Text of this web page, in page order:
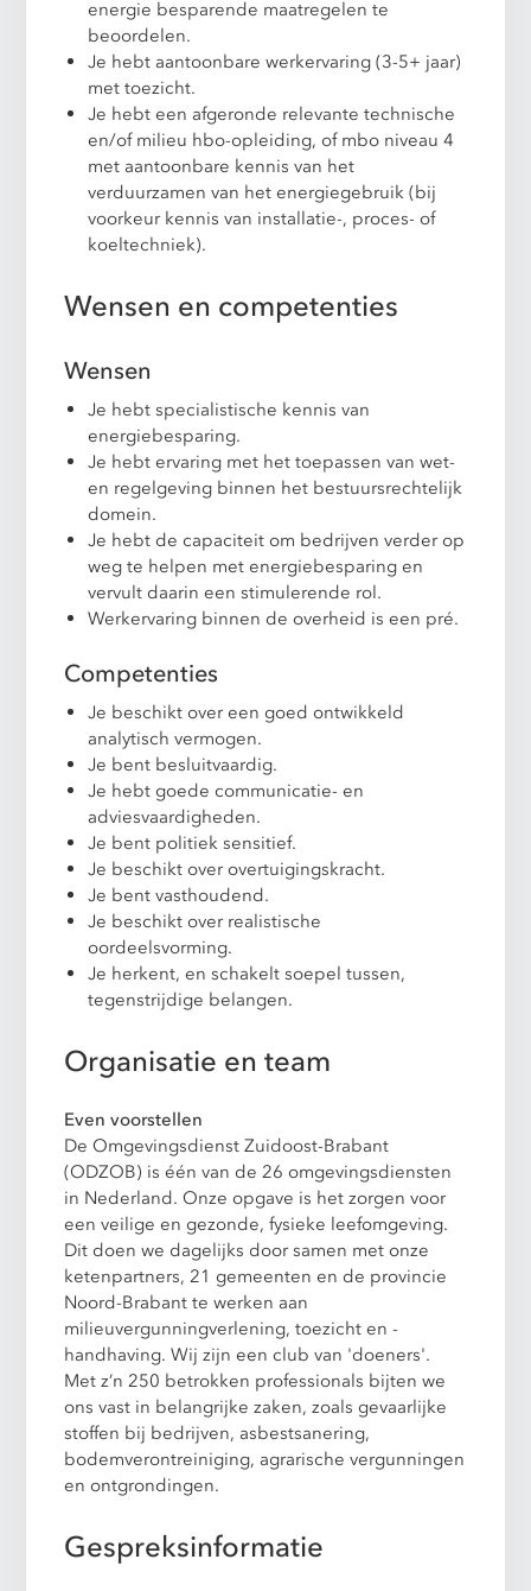
energie besparende maatregelen te
beoordelen.
Je hebt aantoonbare werkervaring (3-5+ jaar)
met toezicht.
Je hebt een afgeronde relevante technische
en/of milieu hbo-opleiding, of mbo niveau 4
met aantoonbare kennis van het
verduurzamen van het energiegebruik (bij
voorkeur kennis van installatie-, proces- of
koeltechniek).
Wensen en competenties
Wensen
Je hebt specialistische kennis van
energiebesparing.
Je hebt ervaring met het toepassen van wet-
en regelgeving binnen het bestuursrechtelijk
domein.
Je hebt de capaciteit om bedrijven verder op
weg te helpen met energiebesparing en
vervult daarin een stimulerende rol.
Werkervaring binnen de overheid is een pré.
Competenties
Je beschikt over een goed ontwikkeld
analytisch vermogen.
Je bent besluitvaardig.
Je hebt goede communicatie- en
adviesvaardigheden.
Je bent politiek sensitief.
Je beschikt over overtuigingskracht.
Je bent vasthoudend.
Je beschikt over realistische
oordeelsvorming.
Je herkent, en schakelt soepel tussen,
tegenstrijdige belangen.
Organisatie en team
Even voorstellen
De Omgevingsdienst Zuidoost-Brabant
(ODZOB) is één van de 26 omgevingsdiensten
in Nederland. Onze opgave is het zorgen voor
een veilige en gezonde, fysieke leefomgeving.
Dit doen we dagelijks door samen met onze
ketenpartners, 21 gemeenten en de provincie
Noord-Brabant te werken aan
milieuvergunningverlening, toezicht en -
handhaving. Wij zijn een club van 'doeners'.
Met z’n 250 betrokken professionals bijten we
ons vast in belangrijke zaken, zoals gevaarlijke
stoffen bij bedrijven, asbestsanering,
bodemverontreiniging, agrarische vergunningen
en ontgrondingen.
Gespreksinformatie